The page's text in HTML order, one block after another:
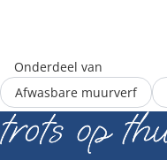
Onderdeel van
Afwasbare muurverf